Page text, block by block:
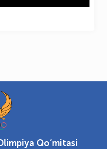
Qo‘mitasi